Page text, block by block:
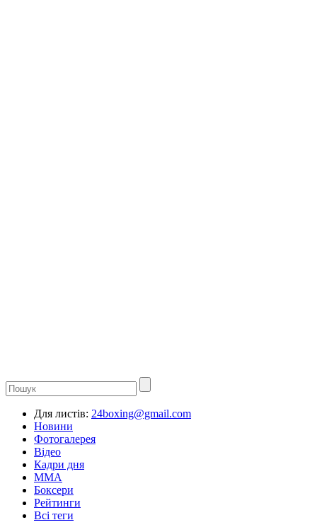
Для листів: 24boxing@gmail.com
Новини
Фотогалерея
Відео
Кадри дня
ММА
Боксери
Рейтинги
Всі теги